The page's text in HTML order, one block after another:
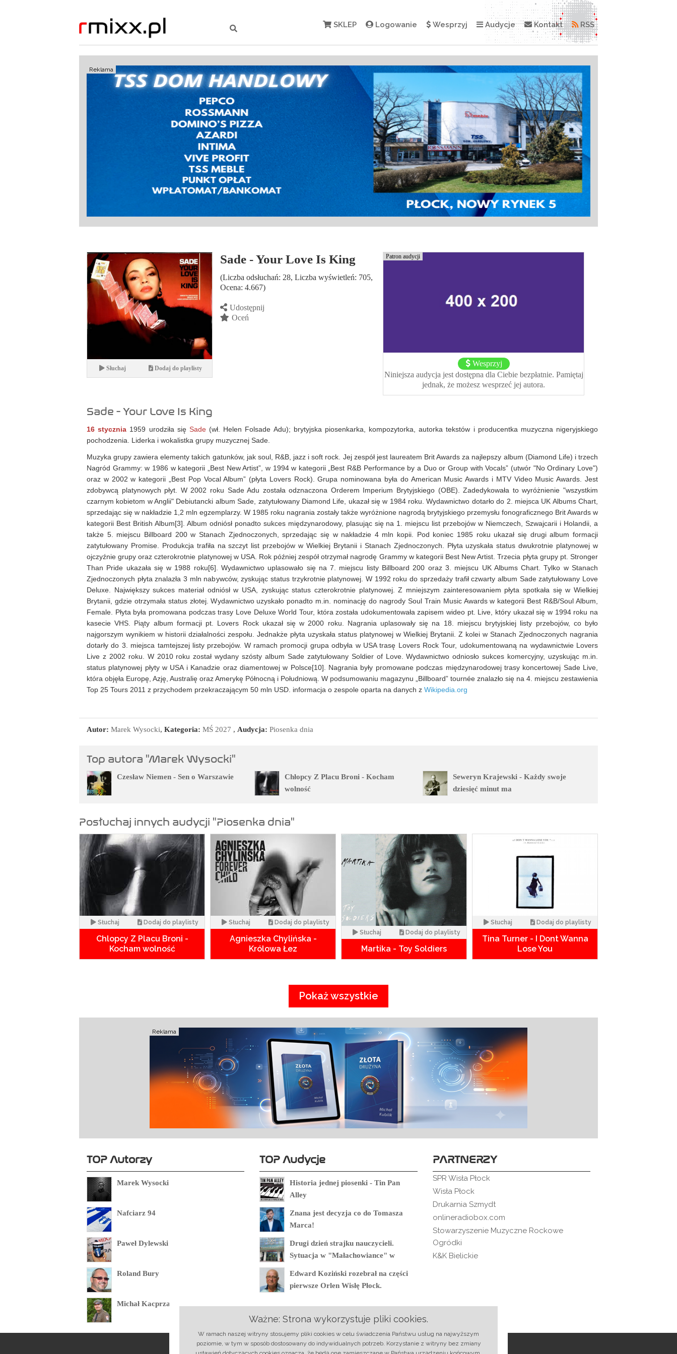
SKLEP Logowanie Wesprzyj Audycje Kontakt RSS
Reklama
Słuchaj Dodaj do playlisty
Sade - Your Love Is King
(Liczba odsłuchań: 28, Liczba wyświetleń: 705,
Ocena: 4.667)
Udostępnij
Oceń
Patron audycji
Wesprzyj
Niniejsza audycja jest dostępna dla Ciebie bezpłatnie. Pamiętaj
jednak, że możesz wesprzeć jej autora.
Sade - Your Love Is King
16 stycznia 1959 urodziła sięSade(wł. Helen Folsade Adu); brytyjska piosenkarka, kompozytorka, autorka tekstów i producentka muzyczna nigeryjskiego
pochodzenia. Liderka i wokalistka grupy muzycznej Sade.
Muzyka grupy zawiera elementy takich gatunków, jak soul, R&B, jazz i soft rock. Jej zespół jest laureatem Brit Awards za najlepszy album (Diamond Life) i trzech
Nagród Grammy: w 1986 w kategorii „Best New Artist”, w 1994 w kategorii „Best R&B Performance by a Duo or Group with Vocals” (utwór "No Ordinary Love")
oraz w 2002 w kategorii „Best Pop Vocal Album” (płyta Lovers Rock). Grupa nominowana była do American Music Awards i MTV Video Music Awards. Jest
zdobywcą platynowych płyt. W 2002 roku Sade Adu została odznaczona Orderem Imperium Brytyjskiego (OBE). Zadedykowała to wyróżnienie "wszystkim
czarnym kobietom w Anglii" Debiutancki album Sade, zatytułowany Diamond Life, ukazał się w 1984 roku. Wydawnictwo dotarło do 2. miejsca UK Albums Chart,
sprzedając się w nakładzie 1,2 mln egzemplarzy. W 1985 roku nagrania zostały także wyróżnione nagrodą brytyjskiego przemysłu fonograficznego Brit Awards w
kategorii Best British Album[3]. Album odniósł ponadto sukces międzynarodowy, plasując się na 1. miejscu list przebojów w Niemczech, Szwajcarii i Holandii, a
także 5. miejscu Billboard 200 w Stanach Zjednoczonych, sprzedając się w nakładzie 4 mln kopii. Pod koniec 1985 roku ukazał się drugi album formacji
zatytułowany Promise. Produkcja trafiła na szczyt list przebojów w Wielkiej Brytanii i Stanach Zjednoczonych. Płyta uzyskała status dwukrotnie platynowej w
ojczyźnie grupy oraz czterokrotnie platynowej w USA. Rok później zespół otrzymał nagrodę Grammy w kategorii Best New Artist. Trzecia płyta grupy pt. Stronger
Than Pride ukazała się w 1988 roku[6]. Wydawnictwo uplasowało się na 7. miejscu listy Billboard 200 oraz 3. miejscu UK Albums Chart. Tylko w Stanach
Zjednoczonych płyta znalazła 3 mln nabywców, zyskując status trzykrotnie platynowej. W 1992 roku do sprzedaży trafił czwarty album Sade zatytułowany Love
Deluxe. Największy sukces materiał odniósł w USA, zyskując status czterokrotnie platynowej. Z mniejszym zainteresowaniem płyta spotkała się w Wielkiej
Brytanii, gdzie otrzymała status złotej. Wydawnictwo uzyskało ponadto m.in. nominację do nagrody Soul Train Music Awards w kategorii Best R&B/Soul Album,
Female. Płyta była promowana podczas trasy Love Deluxe World Tour, która została udokumentowała zapisem wideo pt. Live, który ukazał się w 1994 roku na
kasecie VHS. Piąty album formacji pt. Lovers Rock ukazał się w 2000 roku. Nagrania uplasowały się na 18. miejscu brytyjskiej listy przebojów, co było
najgorszym wynikiem w historii działalności zespołu. Jednakże płyta uzyskała status platynowej w Wielkiej Brytanii. Z kolei w Stanach Zjednoczonych nagrania
dotarły do 3. miejsca tamtejszej listy przebojów. W ramach promocji grupa odbyła w USA trasę Lovers Rock Tour, udokumentowaną na wydawnictwie Lovers
Live z 2002 roku. W 2010 roku został wydany szósty album Sade zatytułowany Soldier of Love. Wydawnictwo odniosło sukces komercyjny, uzyskując m.in.
status platynowej płyty w USA i Kanadzie oraz diamentowej w Polsce[10]. Nagrania były promowane podczas międzynarodowej trasy koncertowej Sade Live,
która objęła Europę, Azję, Australię oraz Amerykę Północną i Południową. W podsumowaniu magazynu „Billboard” tournée znalazło się na 4. miejscu zestawienia
Top 25 Tours 2011 z przychodem przekraczającym 50 mln USD. informacja o zespole oparta na danych z Wikipedia.org
Autor: Marek Wysocki, Kategoria: MŚ 2027 , Audycja: Piosenka dnia
Top autora "Marek Wysocki"
Czesław Niemen - Sen o Warszawie
Chłopcy Z Placu Broni - Kocham
wolność
Seweryn Krajewski - Każdy swoje
dziesięć minut ma
Posłuchaj innych audycji "Piosenka dnia"
Słuchaj Dodaj do playlisty
Chlopcy Z Placu Broni -
Kocham wolność
Słuchaj Dodaj do playlisty
Agnieszka Chylińska -
Królowa Łez
Słuchaj Dodaj do playlisty
Martika - Toy Soldiers
Słuchaj Dodaj do playlisty
Tina Turner - I Dont Wanna
Lose You
Pokaż wszystkie
Reklama
TOP Autorzy
Marek Wysocki
Nafciarz 94
Paweł Dylewski
Roland Bury
Michał Kacprzak
TOP Audycje
Historia jednej piosenki - Tin Pan
Alley
Znana jest decyzja co do Tomasza
Marca!
Drugi dzień strajku nauczycieli.
Sytuacja w "Małachowiance" w
Edward Koziński rozebrał na części
pierwsze Orlen Wisłę Płock.
PARTNERZY
SPR Wisła Płock
Wisła Płock
Drukarnia Szmydt
onlineradiobox.com
Stowarzyszenie Muzyczne Rockowe
Ogródki
K&K Bielickie
Ważne: Strona wykorzystuje pliki cookies.
W ramach naszej witryny stosujemy pliki cookies w celu świadczenia Państwu usług na najwyższym
poziomie, w tym w sposób dostosowany do indywidualnych potrzeb. Korzystanie z witryny bez zmiany
O nas Regulamin Ochrona danych | Reklama | RSS Kontakt